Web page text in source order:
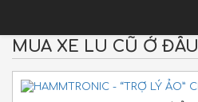
MUA XE LU CŨ Ở ĐÂU